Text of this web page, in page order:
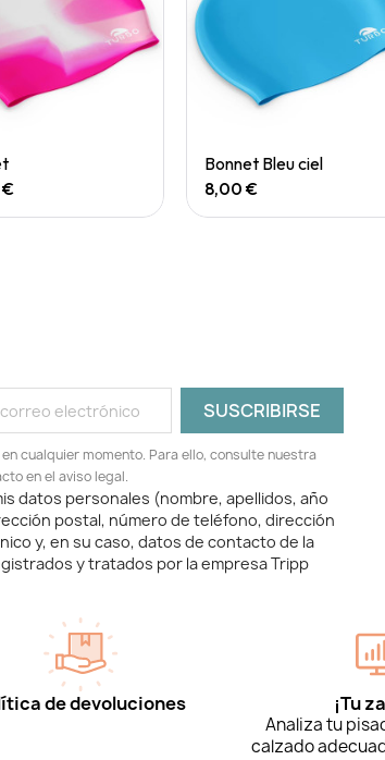
€
Quick View
Bonnet Bleu ciel
8,00 €
cualquier momento. Para ello, consulte nuestra
en el aviso legal.
datos personales (nombre, apellidos, año
postal, número de teléfono, dirección
y, en su caso, datos de contacto de la
y tratados por la empresa Tripp
de devoluciones ¡Tu
Analiza tu
calzado